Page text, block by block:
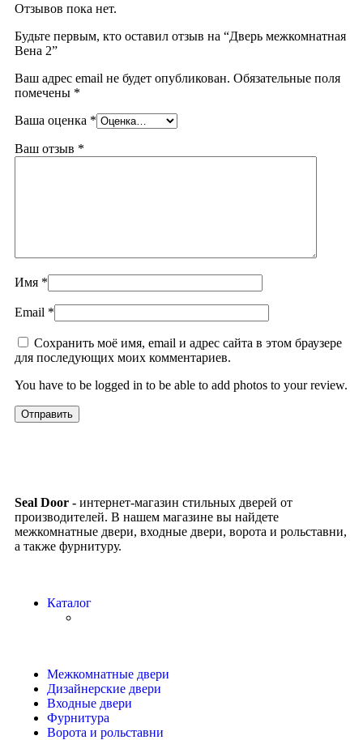
Отзывов пока нет.
Будьте первым, кто оставил отзыв на “Дверь межкомнатная
Beна 2”
Ваш адрес email не будет опубликован. Обязательные поля
помечены *
Ваша оценка *
Ваш отзыв *
Имя *
Email *
Сохранить моё имя, email и адрес сайта в этом браузере
для последующих моих комментариев.
You have to be logged in to be able to add photos to your review.
Seal Door - интернет-магазин стильных дверей от
производителей. В нашем магазине вы найдете
межкомнатные двери, входные двери, ворота и рольставни,
а также фурнитуру.
Каталог
Межкомнатные двери
Дизайнерские двери
Входные двери
Фурнитура
Ворота и рольставни